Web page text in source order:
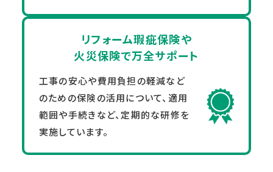
リフォーム瑕疵保険や
火災保険で万全サポート
工事の安心や費用負担の軽減など
のための保険の活用について、適用
範囲や手続きなど、定期的な研修を
実施しています。